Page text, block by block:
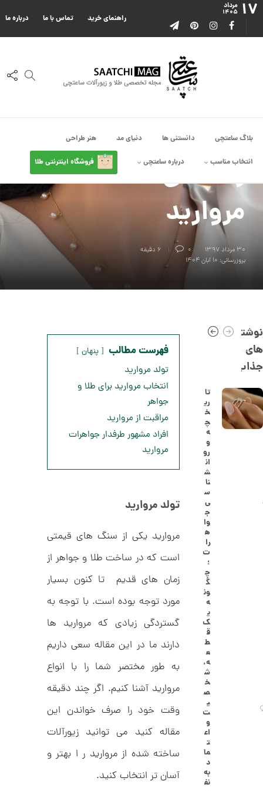
۱۷ مرداد
۱۴۰۵
درباره ما تماس با ما راهنمای خرید
بلاگ ساعتچی دانستنی ها دنیای مد هنر طراحی
انتخاب مناسب درباره ساعتچی فروشگاه اینترنتی طلا
انواع مروارید کدامند؟
راهنمای شناخت
مروارید
۳۰ مرداد ۱۳۹۷ 0
6 دقیقه
بروزرسانی: ۱۰ آبان ۱۴۰۴
فهرست مطالب پنهان
تولد مروارید
انتخاب مروارید برای طلا و
جواهر
مراقبت از مروارید
افراد مشهور طرفدار جواهرات
مروارید
تولد مروارید
مروارید یکی از سنگ های قیمتی
است که در ساخت طلا و جواهر از
زمان های قدیم تا کنون بسیار
مورد توجه بوده است. با توجه به
گستردگی زیادی که مروارید ها
دارند ما در این مقاله سعی داریم
به طور مختصر شما را با انواع
مروارید آشنا کنیم. اگر چند دقیقه
وقت خود را صرف خواندن این
مقاله کنید می توانید زیورآلات
ساخته شده از مروارید ر ا بهتر و
آسان تر انتخاب کنید.
نوشته
های
جذاب
تا
ری
خ
چ
ه
و
رو
ان
ش
نا
س
ی
ج
وا
ه
را
ت
؛
چ
گ
ون
ه
ی
ک
ق
ط
ع
ه،
ش
خ
ص
ی
ت
و
اع
ت
ما
د
به
نف
ا
ن
ش
ت
ر
ط
ل
ا
ا
ز
ک
ا
ل
ک
ن
م
ل
ا
ک
د
C
R
8
9
1
5
0
,
8
8
8
,
0
0
0
ت
و
م
ا
ن
ن
ش
ت3